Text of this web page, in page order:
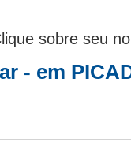
sobre seu
- em